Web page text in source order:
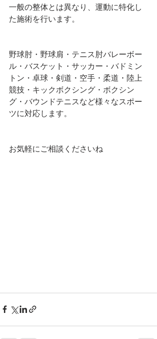
一般の整体とは異なり、運動に特化し
た施術を行います。
野球肘・野球肩・テニス肘バレーボー
ル・バスケット・サッカー・バドミン
トン・卓球・剣道・空手・柔道・陸上
競技・キックボクシング・ボクシン
グ・バウンドテニスなど様々なスポー
ツに対応します。
お気軽にご相談くださいね